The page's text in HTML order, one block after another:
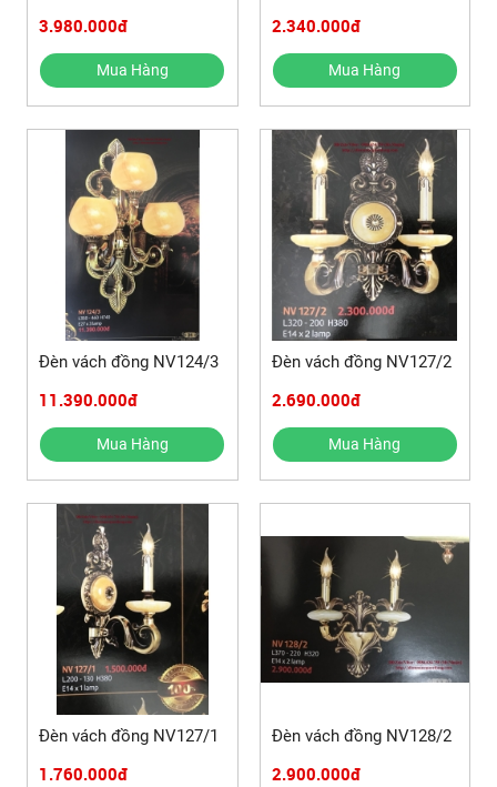
3.980.000đ
Mua Hàng
2.340.000đ
Mua Hàng
Đèn vách đồng NV124/3
11.390.000đ
Mua Hàng
Đèn vách đồng NV127/2
2.690.000đ
Mua Hàng
Đèn vách đồng NV127/1
1.760.000đ
Đèn vách đồng NV128/2
2.900.000đ